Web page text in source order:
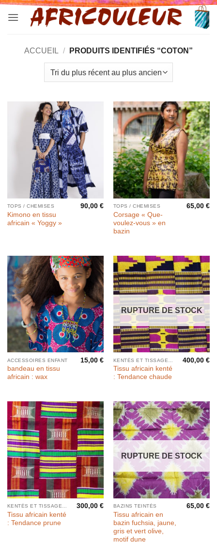
Passer
ACCUEIL / PRODUITS IDENTIFIÉS “COTON”
TOPS / CHEMISES
Kimono en tissu
africain « Yoggy »
90,00€ TOPS / CHEMISES
Corsage « Que-
voulez-vous » en
bazin
65,00€
ACCESSOIRES ENFANT
bandeau en tissu
africain : wax
15,00€
RUPTURE DE STOCK
Tissu africain kenté
: Tendance chaude
400,00€
KENTÉS ET TISSAGES PAR BANDES
Tissu africain kenté
: Tendance prune
300,00€
RUPTURE DE STOCK
BAZINS TEINTÉS
Tissu africain en
bazin fuchsia, jaune,
gris et vert olive,
motif dune
65,00€